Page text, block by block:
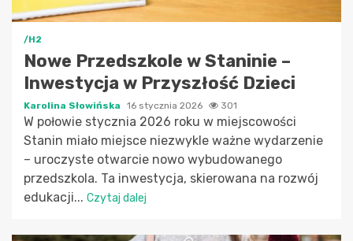
/H2
Nowe Przedszkole w Staninie –
Inwestycja w Przyszłość Dzieci
Karolina Słowińska 16 stycznia 2026 301
W połowie stycznia 2026 roku w miejscowości
Stanin miało miejsce niezwykle ważne wydarzenie
– uroczyste otwarcie nowo wybudowanego
przedszkola. Ta inwestycja, skierowana na rozwój
edukacji... Czytaj dalej